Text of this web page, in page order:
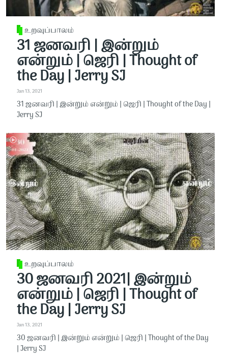
உறவுப்பாலம்
31 ஜனவரி | இன்றும்
என்றும் | ஜெரி | Thought of
the Day | Jerry SJ
Jan 13, 2021
31 ஜனவரி | இன்றும் என்றும் | ஜெரி | Thought of the Day |
Jerry SJ
உறவுப்பாலம்
30 ஜனவரி 2021| இன்றும்
என்றும் | ஜெரி | Thought of
the Day | Jerry SJ
Jan 13, 2021
30 ஜனவரி | இன்றும் என்றும் | ஜெரி | Thought of the Day
| Jerry SJ